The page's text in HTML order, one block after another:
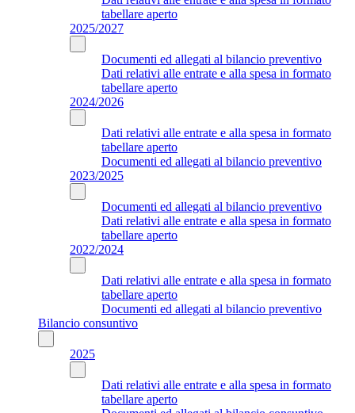
tabellare aperto
2025/2027
Documenti ed allegati al bilancio preventivo
Dati relativi alle entrate e alla spesa in formato
tabellare aperto
2024/2026
Dati relativi alle entrate e alla spesa in formato
tabellare aperto
Documenti ed allegati al bilancio preventivo
2023/2025
Documenti ed allegati al bilancio preventivo
Dati relativi alle entrate e alla spesa in formato
tabellare aperto
2022/2024
Dati relativi alle entrate e alla spesa in formato
tabellare aperto
Documenti ed allegati al bilancio preventivo
Bilancio consuntivo
2025
Dati relativi alle entrate e alla spesa in formato
tabellare aperto